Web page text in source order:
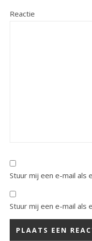
Reactie
Stuur mij een e-mail als
Stuur mij een e-mail als